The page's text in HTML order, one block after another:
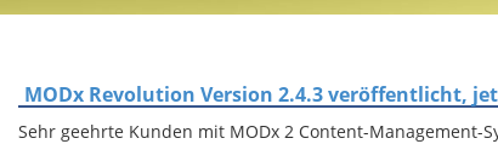
MODx Revolution Version 2.4.3 veröffentlicht,
Sehr geehrte Kunden mit MODx 2 Content-Management-